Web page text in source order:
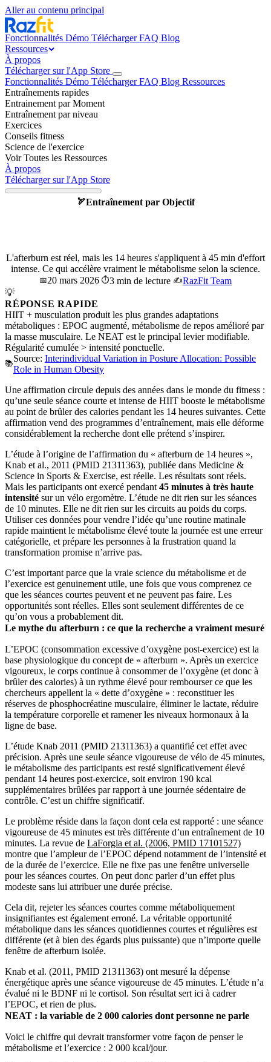
Aller au contenu principal
Fonctionnalités Démo TéléchargerFAQ Blog
Ressources
À propos
Télécharger sur l'App Store
Fonctionnalités Démo TéléchargerFAQ Blog Ressources
Entraînements rapides
Entrainement par Moment
Entraînement par niveau
Exercices
Conseils fitness
Science de l'exercice
Voir Toutes les Ressources
À propos
Télécharger sur l'App Store
🏹Entraînement par Objectif
L'afterburn est réel, mais les 14 heures s'appliquent à 45 min d'effort
intense. Ce qui accélère vraiment le métabolisme selon la science.
📅20 mars 2026 ⏱️3 min de lecture ✍️RazFit Team
💡
RÉPONSE RAPIDE
HIIT + musculation produit les plus grandes adaptations
métaboliques : EPOC augmenté, métabolisme de repos amélioré par
la masse musculaire. Le NEAT est le principal levier modifiable.
Régularité cumulée > intensité ponctuelle.
📚Source: Interindividual Variation in Posture Allocation: Possible
Role in Human Obesity
Une affirmation circule depuis des années dans le monde du fitness :
qu’une seule séance courte et intense de HIIT booste le métabolisme
au point de brûler des calories pendant les 14 heures suivantes. Cette
affirmation vend des programmes d’entraînement, mais elle déforme
considérablement la recherche dont elle prétend s’inspirer.
L’étude à l’origine de l’affirmation du « afterburn de 14 heures »,
Knab et al., 2011 (PMID 21311363), publiée dans Medicine &
Science in Sports & Exercise, est réelle. Les résultats sont réels.
Mais les participants ont exercé pendant 45 minutes à très haute
intensité sur un vélo ergomètre. L’étude ne dit rien sur les séances
de 10 minutes. Elle ne dit rien sur les circuits au poids du corps.
Utiliser ces données pour vendre l’idée qu’une routine matinale
rapide maintient le métabolisme élevé toute la journée est une erreur
catégorielle, et prépare les personnes à la frustration quand la
transformation promise n’arrive pas.
C’est important parce que la vraie science du métabolisme et de
l’exercice est genuinement utile, une fois que vous comprenez ce
que les séances courtes peuvent et ne peuvent pas faire. Les
opportunités sont réelles. Elles sont seulement différentes de ce
qu’on vous a probablement dit.
Le mythe du afterburn : ce que la recherche a vraiment mesuré
L’EPOC (consommation excessive d’oxygène post-exercice) est la
base physiologique du concept de « afterburn ». Après un exercice
vigoureux, le corps continue à consommer de l’oxygène (et donc à
brûler des calories) à un rythme élevé pour rembourser ce que les
chercheurs appellent la « dette d’oxygène » : reconstituer les
réserves de phosphocréatine musculaire, éliminer le lactate, réduire
la température corporelle et ramener les niveaux hormonaux à la
ligne de base.
L’étude Knab 2011 (PMID 21311363) a quantifié cet effet avec
précision. Après une seule séance vigoureuse de vélo de 45 minutes,
le métabolisme des participants est resté significativement élevé
pendant 14 heures post-exercice, soit environ 190 kcal
supplémentaires brûlées par rapport à une journée sédentaire de
contrôle. C’est un chiffre significatif.
Le problème réside dans la façon dont cela est rapporté : une séance
vigoureuse de 45 minutes est très différente d’un entraînement de 10
minutes. La revue de LaForgia et al. (2006, PMID 17101527)
montre que l’ampleur de l’EPOC dépend notamment de l’intensité et
de la durée de l’exercice. Elle ne fixe pas une fenêtre universelle
pour les séances courtes. On peut donc parler d’un effet plus
modeste sans lui attribuer une durée précise.
Cela dit, rejeter les séances courtes comme métaboliquement
insignifiantes est également erroné. La véritable opportunité
métabolique dans les séances quotidiennes courtes et régulières est
différente (et à bien des égards plus puissante) que n’importe quelle
fenêtre de afterburn isolée.
Knab et al. (2011, PMID 21311363) ont mesuré la dépense
énergétique après une séance vigoureuse de 45 minutes. L’étude n’a
évalué ni le BDNF ni le cortisol. Son résultat sert ici à cadrer
l’EPOC, et rien de plus.
NEAT : la variable de 2 000 calories dont personne ne parle
Voici le chiffre qui devrait transformer votre façon de penser le
métabolisme et l’exercice : 2 000 kcal/jour.